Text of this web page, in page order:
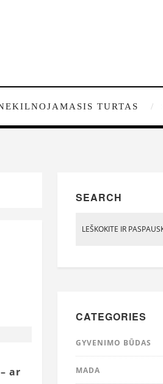
TURTAS
ar
SEARCH
CATEGORIES
GYVENIMO BŪDAS
MADA